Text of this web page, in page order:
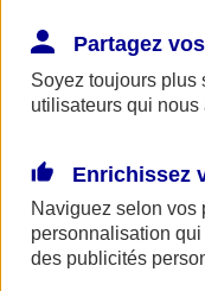
Partagez
Soyez toujours plus
utilisateurs qui nous
Enrichissez
Naviguez selon vos
personnalisation
des publicités